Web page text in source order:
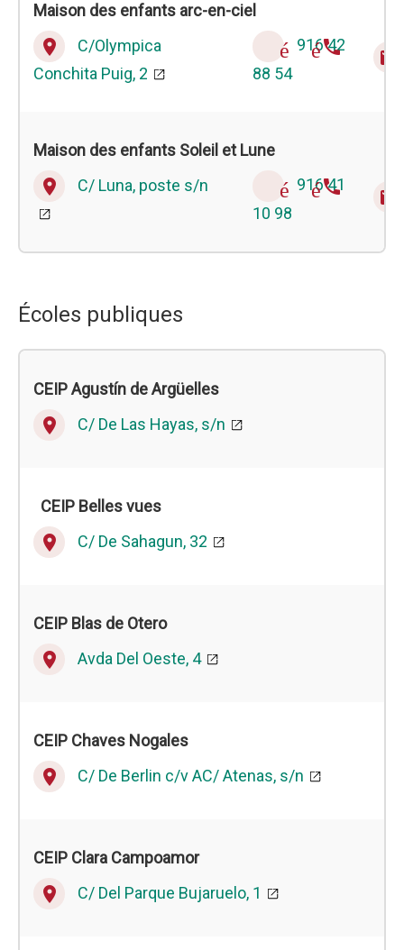
Maison des enfants arc-en-ciel
place
C/Olympica
Conchita Puig, 2
téléphone
916 42
88 54
email
Maison des enfants Soleil et Lune
place C/ Luna, poste s/n téléphone
916 41
10 98
email
Écoles publiques
CEIP Agustín de Argüelles
place C/ De Las Hayas, s/n
CEIP Belles vues
place C/ De Sahagun, 32
CEIP Blas de Otero
place Avda Del Oeste, 4
CEIP Chaves Nogales
place C/ De Berlin c/v AC/ Atenas, s/n
CEIP Clara Campoamor
place C/ Del Parque Bujaruelo, 1